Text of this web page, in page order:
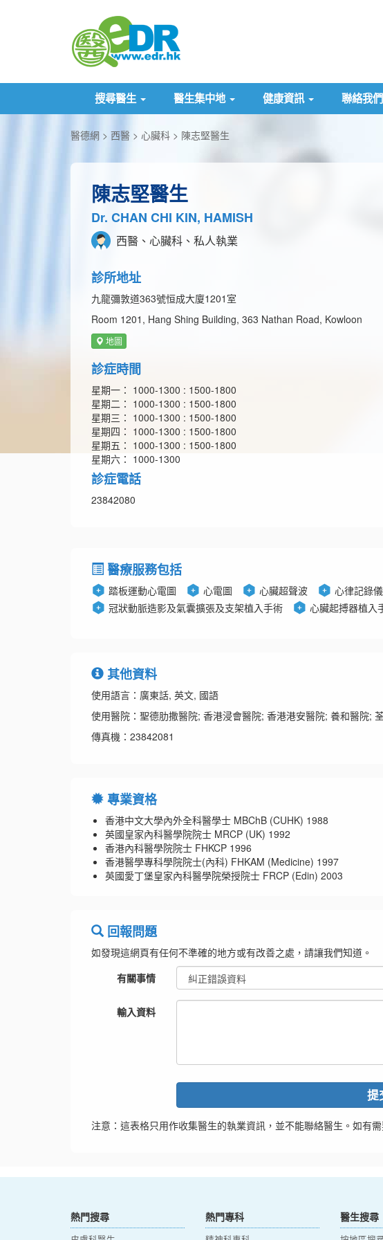
搜尋醫生 醫生集中地 健康資訊 聯絡我們
醫德網 西醫 心臟科 陳志堅醫生
陳志堅醫生
Dr. CHAN CHI KIN, HAMISH
西醫、心臟科、私人執業
診所地址
九龍彌敦道363號恒成大廈1201室
Room 1201, Hang Shing Building, 363 Nathan Road, Kowloon
地圖
診症時間
星期一： 1000-1300 : 1500-1800
星期二： 1000-1300 : 1500-1800
星期三： 1000-1300 : 1500-1800
星期四： 1000-1300 : 1500-1800
星期五： 1000-1300 : 1500-1800
星期六： 1000-1300
診症電話
23842080
醫療服務包括
踏板運動心電圖 心電圖 心臟超聲波 心律記錄儀
冠狀動脈造影及氣囊擴張及支架植入手術
心臟起搏器植入
其他資料
使用語言：廣東話, 英文, 國語
使用醫院：聖德肋撒醫院; 香港浸會醫院; 香港港安醫院; 養和醫院;
傳真機：23842081
專業資格
香港中文大學內外全科醫學士 MBChB (CUHK) 1988
英國皇家內科醫學院院士 MRCP (UK) 1992
香港內科醫學院院士 FHKCP 1996
香港醫學專科學院院士(內科) FHKAM (Medicine) 1997
英國愛丁堡皇家內科醫學院榮授院士 FRCP (Edin) 2003
回報問題
如發現這網頁有任何不準確的地方或有改善之處，請讓我們知道。
有關事情
輸入資料
提
注意：這表格只用作收集醫生的執業資訊，並不能聯絡醫生。如有
熱門搜尋 熱門專科 醫生搜尋